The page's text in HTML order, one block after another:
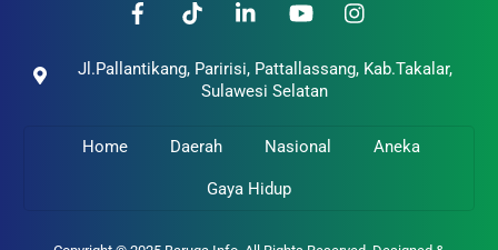
Jl.Pallantikang, Paririsi, Pattallassang, Kab.Takalar,
Sulawesi Selatan
Home Daerah Nasional Aneka
Gaya Hidup